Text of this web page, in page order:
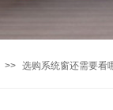
>> 选购系统窗还需要看